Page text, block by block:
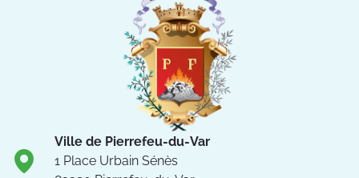
Ville de Pierrefeu-du-Var
1 Place Urbain Sénès